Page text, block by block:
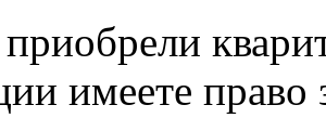
имеете право